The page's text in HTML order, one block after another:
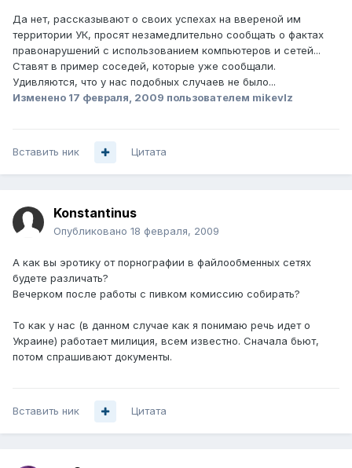
Да нет, рассказывают о своих успехах на ввереной им
территории УК, просят незамедлительно сообщать о фактах
правонарушений с использованием компьютеров и сетей...
Ставят в пример соседей, которые уже сообщали.
Удивляются, что у нас подобных случаев не было...
Изменено 17 февраля, 2009 пользователем mikevlz
Вставить ник Цитата
Konstantinus
Опубликовано 18 февраля, 2009
А как вы эротику от порнографии в файлообменных сетях
будете различать?
Вечерком после работы с пивком комиссию собирать?
То как у нас (в данном случае как я понимаю речь идет о
Украине) работает милиция, всем известно. Сначала бьют,
потом спрашивают документы.
Вставить ник Цитата